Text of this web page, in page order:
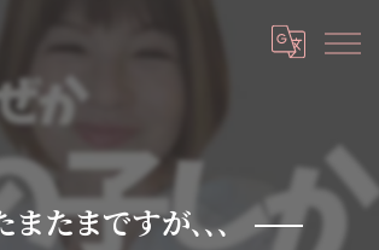
またまですが､､､